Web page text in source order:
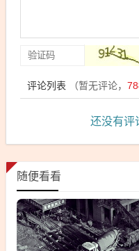
评论列表 （暂无评论，
还没有评
随便看看